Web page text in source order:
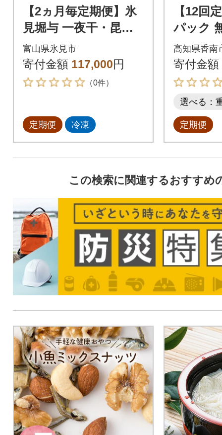
【2ヵ月毎定期便】氷
見堀与 一夜干・昆布
〆刺身・山海の幸詰合
＜氷見ぶり・蛍いか・
のどぐろ入＞全5回
富山県氷見市
寄付金額 117,000円
（0件）
定期便 冷凍
【12回
パック
用味だ
出汁
高知県香南
寄付金額
選べる：
定期便
この検索に関連するおすすめ